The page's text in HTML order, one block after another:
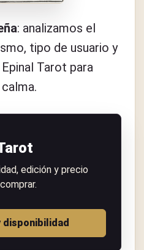
: analizamos el
tipo de usuario y
Tarot para
edición y precio
disponibilidad